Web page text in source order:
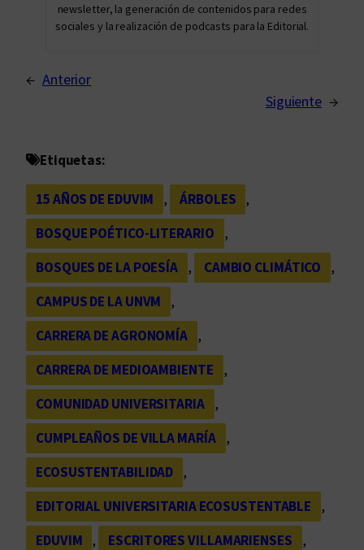
newsletter, la generación de contenidos para redes
sociales y la realización de podcasts para la Editorial.
← Anterior
Siguiente →
Etiquetas:
15 AÑOS DE EDUVIM , ÁRBOLES
,
BOSQUE POÉTICO-LITERARIO
,
BOSQUES DE LA POESÍA
, CAMBIO CLIMÁTICO
,
CAMPUS DE LA UNVM
,
CARRERA DE AGRONOMÍA
,
CARRERA DE MEDIOAMBIENTE
,
COMUNIDAD UNIVERSITARIA
,
CUMPLEAÑOS DE VILLA MARÍA
,
ECOSUSTENTABILIDAD
,
EDITORIAL UNIVERSITARIA ECOSUSTENTABLE
,
EDUVIM
, ESCRITORES VILLAMARIENSES
,